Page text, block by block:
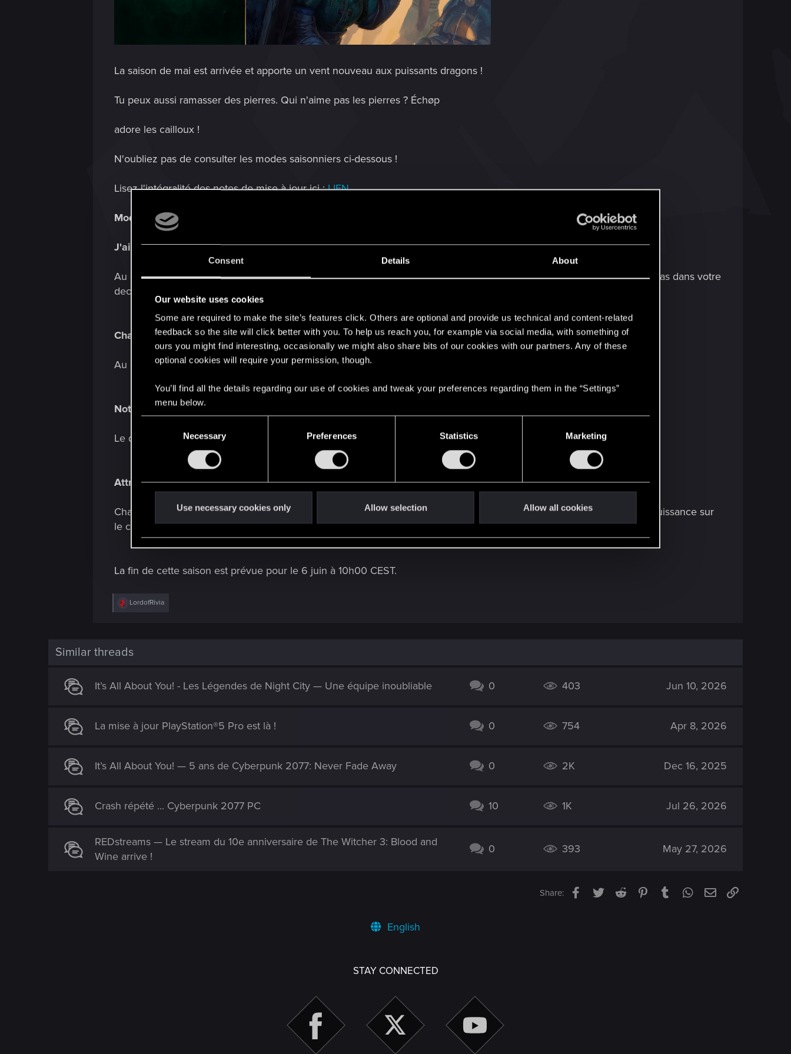
Consent Details About
Our website uses cookies
Some are required to make the site’s features click. Others are optional and provide us technical and content-related
feedback so the site will click better with you. To help us reach you, for example via social media, with something of
ours you might find interesting, occasionally we might also share bits of our cookies with our partners. Any of these
optional cookies will require your permission, though.
You’ll find all the details regarding our use of cookies and tweak your preferences regarding them in the “Settings”
menu below.
e
l
c
i
Necessary Preferences Statistics Marketing
Use necessary cookies only Allow selection Allow all cookies
La saison de mai est arrivée et apporte un vent nouveau aux puissants dragons !
Tu peux aussi ramasser des pierres. Qui n'aime pas les pierres ? Échøp
adore les cailloux !
N'oubliez pas de consulter les modes saisonniers ci-dessous !
Lisez l'intégralité des notes de mise à jour ici :LIEN
Modes saisonniers
J'ai pas signé pour ça09.05 - 16.05
Au début de la partie, transformez toutes vos cartes en une carte de la même faction et de la même rareté qui n'était pas dans votre
deck de départ.
Changement de pouvoir16.05 - 23.05
Au début de la partie, réglez la puissance de chaque unité de votre deck de départ sur son coût de provision.
Notre bataille sera légendaire !
Le deck des joueurs est remplacé par un deck composé de tous les légendaires de leur faction.
Attraction irrésistible30.05 - 06.06
Chaque fois que vous jouez une unité qui n'est pas un espion, déplacez une unité ennemie aléatoire ayant la même puissance sur
le côté opposé.
La fin de cette saison est prévue pour le 6 juin à 10h00 CEST.
R
i
o
:
LordofRivia
Similar threads
It’s All About You! - Les Légendes de Night City — Une équipe inoubliable 0 403 Jun 10, 2026
La mise à jour PlayStation®5 Pro est là ! 0 754 Apr 8, 2026
It’s All About You! — 5 ans de Cyberpunk 2077: Never Fade Away 0 2K Dec 16, 2025
Crash répété ... Cyberpunk 2077 PC 10 1K Jul 26, 2026
REDstreams — Le stream du 10e anniversaire de The Witcher 3: Blood and
Wine arrive !
0 393 May 27, 2026
Share: Facebook
TwitterReddit PinterestTumblrWhatsApp
EmailLink
English
STAY CONNECTED